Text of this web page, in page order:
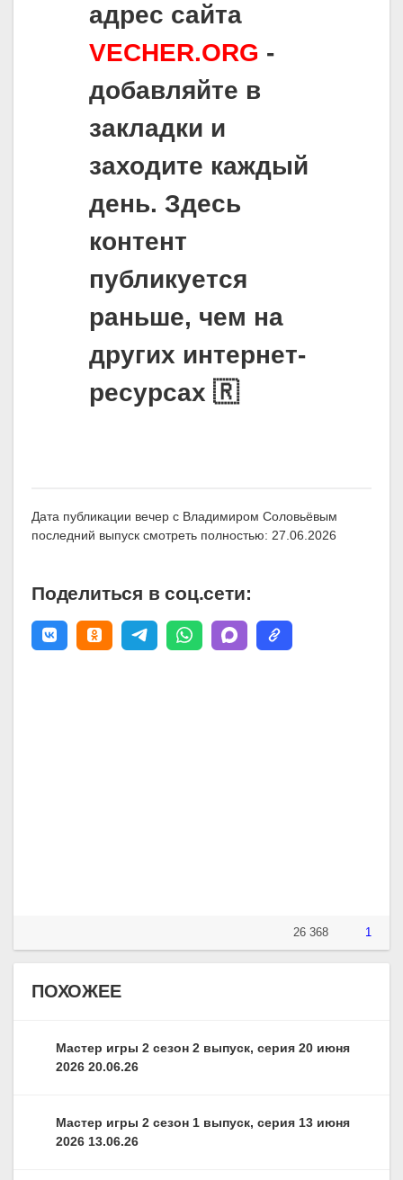
адрес сайта
VECHER.ORG -
добавляйте в
закладки и
заходите каждый
день. Здесь
контент
публикуется
раньше, чем на
других интернет-
ресурсах 🇷
Дата публикации вечер с Владимиром Соловьёвым
последний выпуск смотреть полностью: 27.06.2026
Поделиться в соц.сети:
26 368 1
ПОХОЖЕЕ
Мастер игры 2 сезон 2 выпуск, серия 20 июня
2026 20.06.26
Мастер игры 2 сезон 1 выпуск, серия 13 июня
2026 13.06.26